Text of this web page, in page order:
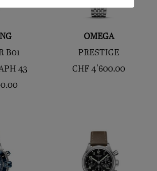
B01
43
OMEGA
PRESTIGE
CHF 4'600.00